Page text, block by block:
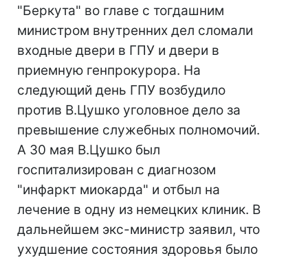
"Беркута" во главе с тогдашним
министром внутренних дел сломали
входные двери в ГПУ и двери в
приемную генпрокурора. На
следующий день ГПУ возбудило
против В.Цушко уголовное дело за
превышение служебных полномочий.
А 30 мая В.Цушко был
госпитализирован с диагнозом
"инфаркт миокарда" и отбыл на
лечение в одну из немецких клиник. В
дальнейшем экс-министр заявил, что
ухудшение состояния здоровья было